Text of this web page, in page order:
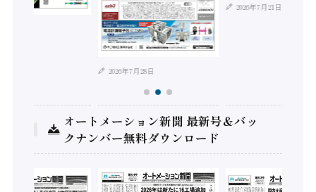
2026年7月28日
2026年7月21日
オートメーション新聞 最新号＆バッ
クナンバー無料ダウンロード